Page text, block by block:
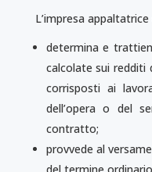
L’impresa
determina e
calcolate sui redditi
corrisposti ai
dell’ope­­ra o del
contratto;
provvede al